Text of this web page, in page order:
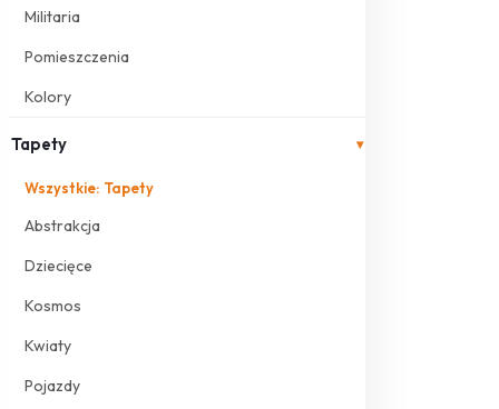
Militaria
Pomieszczenia
Kolory
Tapety ▾
Wszystkie: Tapety
Abstrakcja
Dziecięce
Kosmos
Kwiaty
Pojazdy